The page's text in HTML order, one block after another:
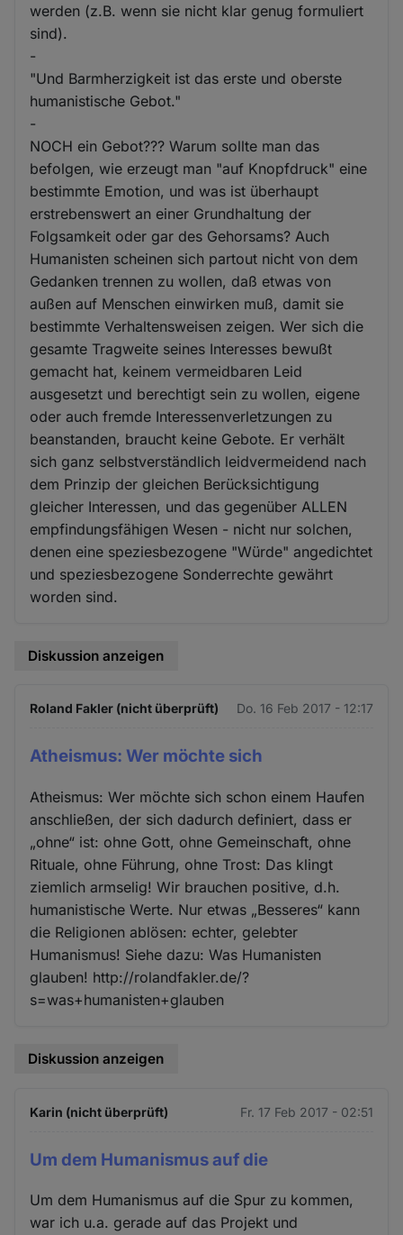
werden (z.B. wenn sie nicht klar genug formuliert
sind).
-
"Und Barmherzigkeit ist das erste und oberste
humanistische Gebot."
-
NOCH ein Gebot??? Warum sollte man das
befolgen, wie erzeugt man "auf Knopfdruck" eine
bestimmte Emotion, und was ist überhaupt
erstrebenswert an einer Grundhaltung der
Folgsamkeit oder gar des Gehorsams? Auch
Humanisten scheinen sich partout nicht von dem
Gedanken trennen zu wollen, daß etwas von
außen auf Menschen einwirken muß, damit sie
bestimmte Verhaltensweisen zeigen. Wer sich die
gesamte Tragweite seines Interesses bewußt
gemacht hat, keinem vermeidbaren Leid
ausgesetzt und berechtigt sein zu wollen, eigene
oder auch fremde Interessenverletzungen zu
beanstanden, braucht keine Gebote. Er verhält
sich ganz selbstverständlich leidvermeidend nach
dem Prinzip der gleichen Berücksichtigung
gleicher Interessen, und das gegenüber ALLEN
empfindungsfähigen Wesen - nicht nur solchen,
denen eine speziesbezogene "Würde" angedichtet
und speziesbezogene Sonderrechte gewährt
worden sind.
Diskussion anzeigen
Roland Fakler (nicht überprüft) Do. 16 Feb 2017 - 12:17
Atheismus: Wer möchte sich
Atheismus: Wer möchte sich schon einem Haufen
anschließen, der sich dadurch definiert, dass er
„ohne“ ist: ohne Gott, ohne Gemeinschaft, ohne
Rituale, ohne Führung, ohne Trost: Das klingt
ziemlich armselig! Wir brauchen positive, d.h.
humanistische Werte. Nur etwas „Besseres“ kann
die Religionen ablösen: echter, gelebter
Humanismus! Siehe dazu: Was Humanisten
glauben! http://rolandfakler.de/?
s=was+humanisten+glauben
Diskussion anzeigen
Karin (nicht überprüft) Fr. 17 Feb 2017 - 02:51
Um dem Humanismus auf die
Um dem Humanismus auf die Spur zu kommen,
war ich u.a. gerade auf das Projekt und